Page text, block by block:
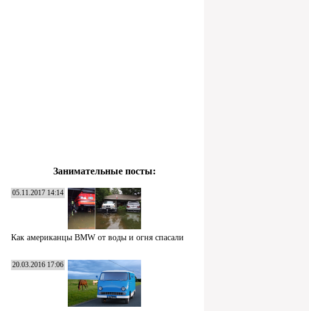
Занимательные посты:
05.11.2017 14:14
Как американцы BMW от воды и огня спасали
20.03.2016 17:06